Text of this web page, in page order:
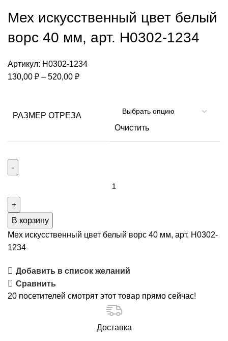
Мех искусственный цвет белый
ворс 40 мм, арт. Н0302-1234
Артикул: Н0302-1234
130,00 ₽ – 520,00 ₽Диапазон
–
РАЗМЕР ОТРЕЗА
Очистить
Мех
искусственный
цвет
белый
40
мм,
арт.
В корзину
Мех искусственный цвет белый ворс 40 мм, арт. Н0302-
1234
Добавить в список желаний
Сравнить
20 посетителей смотрят этот товар прямо сейчас!
Доставка